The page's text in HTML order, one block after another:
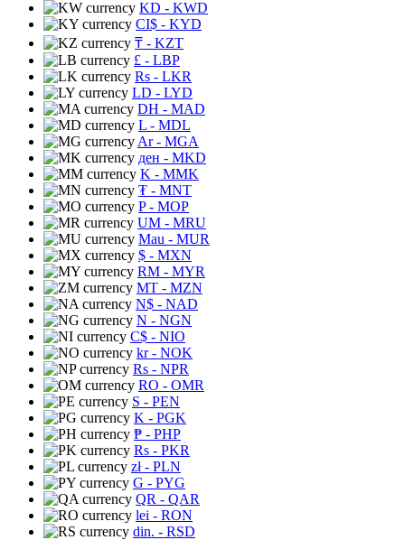
KD - KWD
CI$ - KYD
₸ - KZT
£ - LBP
Rs - LKR
LD - LYD
DH - MAD
L - MDL
Ar- MGA
ден - MKD
K - MMK
₮ - MNT
P- MOP
UM - MRU
Mau - MUR
$ - MXN
RM - MYR
MT - MZN
N$ - NAD
N - NGN
C$ - NIO
kr- NOK
Rs - NPR
RO - OMR
S - PEN
K - PGK
₱ - PHP
Rs - PKR
zł- PLN
G - PYG
QR - QAR
lei - RON
din. - RSD